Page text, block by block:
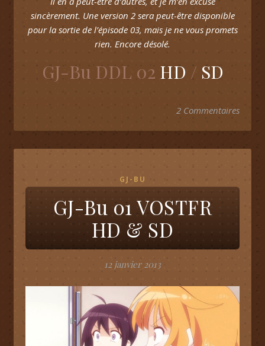
sincèrement. Une version 2 sera peut-être disponible
pour la sortie de l’épisode 03, mais je ne vous promets
rien. Encore désolé.
GJ-Bu DDL 02 HD / SD
2 Commentaires
GJ-BU
GJ-Bu 01 VOSTFR
HD & SD
12 janvier 2013